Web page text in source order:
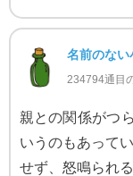
名前のない
234794通目
親との関係がつ
いうのもあって
せず、怒鳴られる